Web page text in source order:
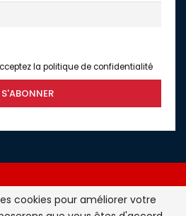
la politique de confidentialité
cookies pour améliorer votre